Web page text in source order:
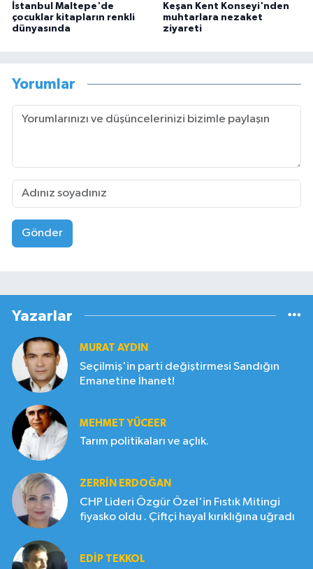
İstanbul Maltepe'de
çocuklar kitapların renkli
dünyasında
Keşan Kent Konseyi'nden
muhtarlara nezaket
ziyareti
Yorumlar
Gönder
Yazarlar
MURAT AYDIN
Seçilmiş'in parti değiştirmesi Sandığın
Emanetine İhanet!
MEHMET YÜCEER
Tarım politikaları ve açlık.
ZERRIN ERDOĞAN
CHP Lideri Özgür Özel'in Fıstık Mitingi
fiyasko oldu . Çiftçi hayal kırıklığına uğradı
EDIP TEKKOL